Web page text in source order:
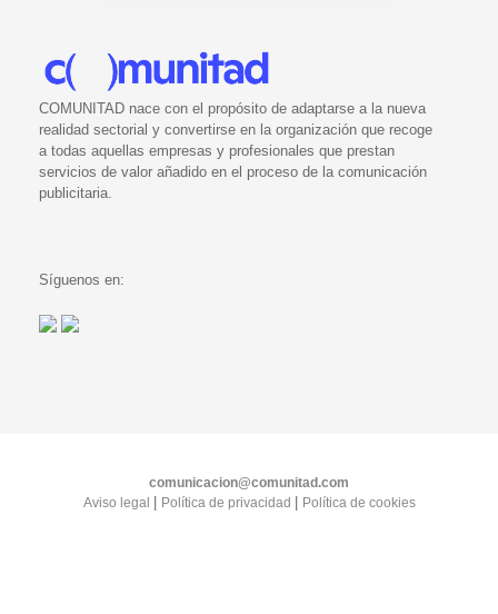
COMUNITAD nace con el propósito de adaptarse a la nueva
realidad sectorial y convertirse en la organización que recoge
a todas aquellas empresas y profesionales que prestan
servicios de valor añadido en el proceso de la comunicación
publicitaria.
Síguenos en:
comunicacion@comunitad.com
Aviso legal | Política de privacidad | Política de cookies